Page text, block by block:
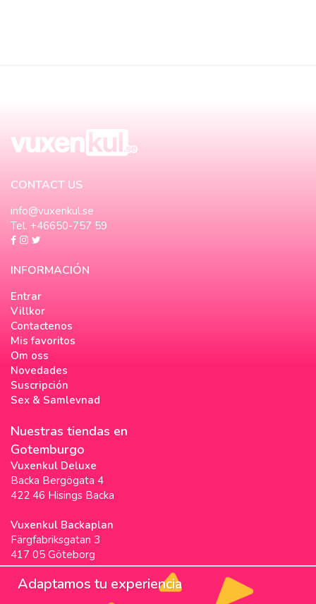
CONTACT US
info@vuxenkul.se
Tel. +46650-757 59
INFORMACIÓN
Entrar
Villkor
Contactenos
Mis favoritos
Om oss
Novedades
Suscripción
Sex & Samlevnad
Nuestras tiendas en
Gotemburgo
Vuxenkul Deluxe
Backa Bergögata 4
422 46 Hisings Backa
Vuxenkul Backaplan
Färgfabriksgatan 3
417 05 Göteborg
Vuxenkul Stigscenter
Backa Bergögata 2
Adaptamos tu experiencia